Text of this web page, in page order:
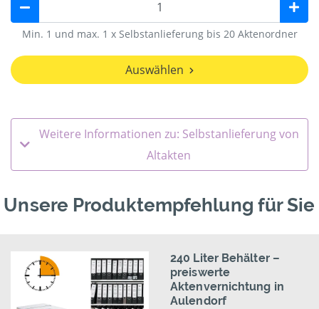
Min. 1 und max. 1 x Selbstanlieferung bis 20 Aktenordner
Auswählen
Weitere Informationen zu: Selbstanlieferung von
Altakten
Unsere Produktempfehlung für Sie
240 Liter Behälter –
preiswerte
Aktenvernichtung in
Aulendorf